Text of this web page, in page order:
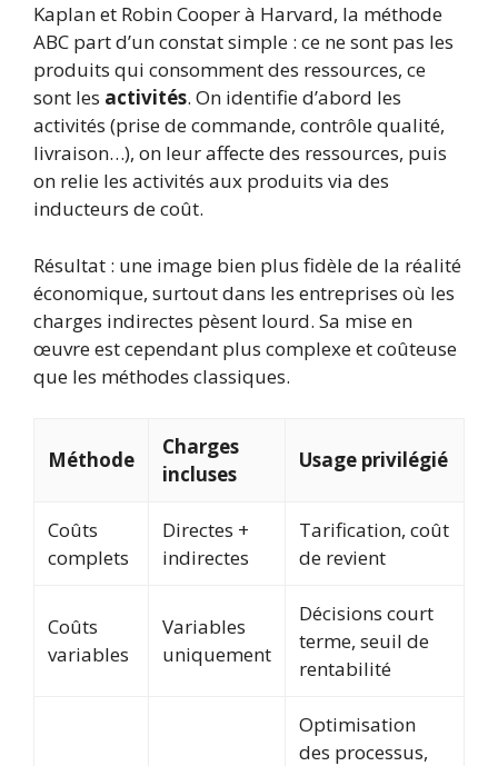
Kaplan et Robin Cooper à Harvard, la méthode
ABC part d’un constat simple : ce ne sont pas les
produits qui consomment des ressources, ce
sont les activités. On identifie d’abord les
activités (prise de commande, contrôle qualité,
livraison…), on leur affecte des ressources, puis
on relie les activités aux produits via des
inducteurs de coût.
Résultat : une image bien plus fidèle de la réalité
économique, surtout dans les entreprises où les
charges indirectes pèsent lourd. Sa mise en
œuvre est cependant plus complexe et coûteuse
que les méthodes classiques.
Méthode
Charges
incluses
Usage privilégié
Coûts
complets
Directes +
indirectes
Tarification, coût
de revient
Coûts
variables
Variables
uniquement
Décisions court
terme, seuil de
rentabilité
Optimisation
des processus,